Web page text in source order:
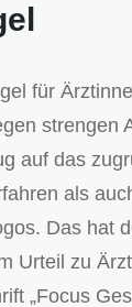
für
strengen
auf das
als
Das hat
Urteil zu
„Focus